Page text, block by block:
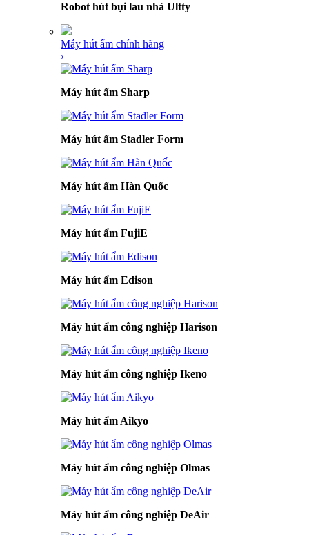
Robot hút bụi lau nhà Ultty
Máy hút ẩm chính hãng
›
Máy hút ẩm Sharp
Máy hút ẩm Stadler Form
Máy hút ẩm Hàn Quốc
Máy hút ẩm FujiE
Máy hút ẩm Edison
Máy hút ẩm công nghiệp Harison
Máy hút ẩm công nghiệp Ikeno
Máy hút ẩm Aikyo
Máy hút ẩm công nghiệp Olmas
Máy hút ẩm công nghiệp DeAir